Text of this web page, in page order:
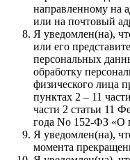
направленному на
или на почтовый
Я уведомлен(на),
или его
персональных
обработку
физического лица
пунктах 2 – 11
части 2 статьи 11
года No 152-ФЗ «О
Я уведомлен(на),
момента